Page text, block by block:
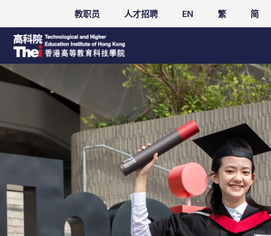
教职员 人才招聘 EN 繁 简